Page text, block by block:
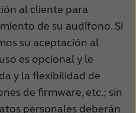
al cliente para
de su audífono. Si
su aceptación al
es opcional y le
y la flexibilidad de
de firmware, etc.; sin
personales deberán